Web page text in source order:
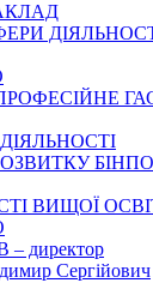
БІНПО
ВИЩОЇ
– директор
Сергійович